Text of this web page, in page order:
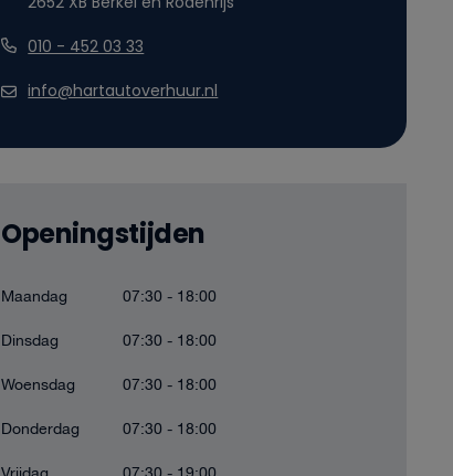
010 - 452 03 33
info@hartautoverhuur.nl
Openingstijden
Maandag
07:30 - 18:00
Dinsdag
07:30 - 18:00
Woensdag
07:30 - 18:00
Donderdag
07:30 - 18:00